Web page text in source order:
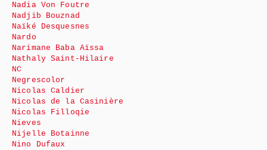
Nadia Von Foutre
Nadjib Bouznad
Naïké Desquesnes
Nardo
Narimane Baba Aïssa
Nathaly Saint-Hilaire
NC
Negrescolor
Nicolas Caldier
Nicolas de la Casinière
Nicolas Filloqie
Nieves
Nijelle Botainne
Nino Dufaux